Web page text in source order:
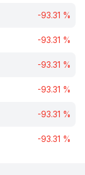
-93.31 %
-93.31 %
-93.31 %
-93.31 %
-93.31 %
-93.31 %